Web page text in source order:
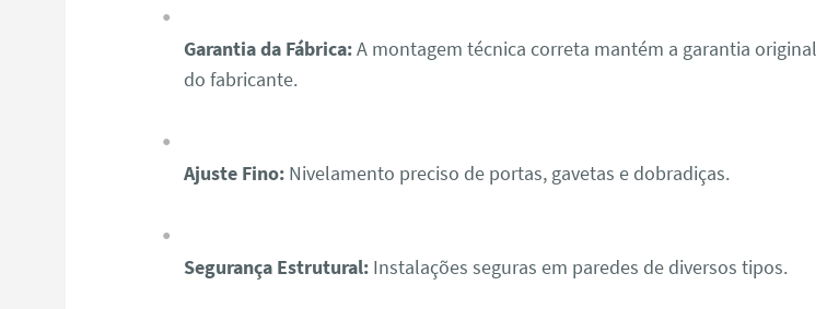
Garantia da Fábrica:A montagem técnica correta mantém a garantia original
do fabricante.
Ajuste Fino:Nivelamento preciso de portas, gavetas e dobradiças.
Segurança Estrutural:Instalações seguras em paredes de diversos tipos.